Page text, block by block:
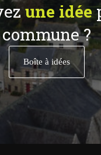
une idée
commune ?
Boîte à idées